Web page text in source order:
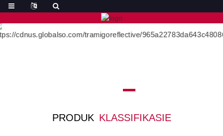
PRODUK KLASSIFIKASIE